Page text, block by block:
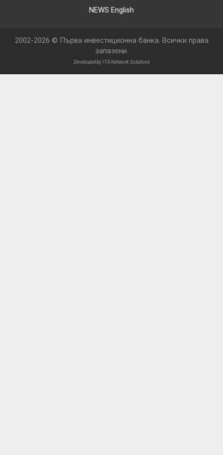
NEWS English
2002-2026 © Първа инвестиционна банка. Всички права
запазени.
Developed by ITA Network Solutions